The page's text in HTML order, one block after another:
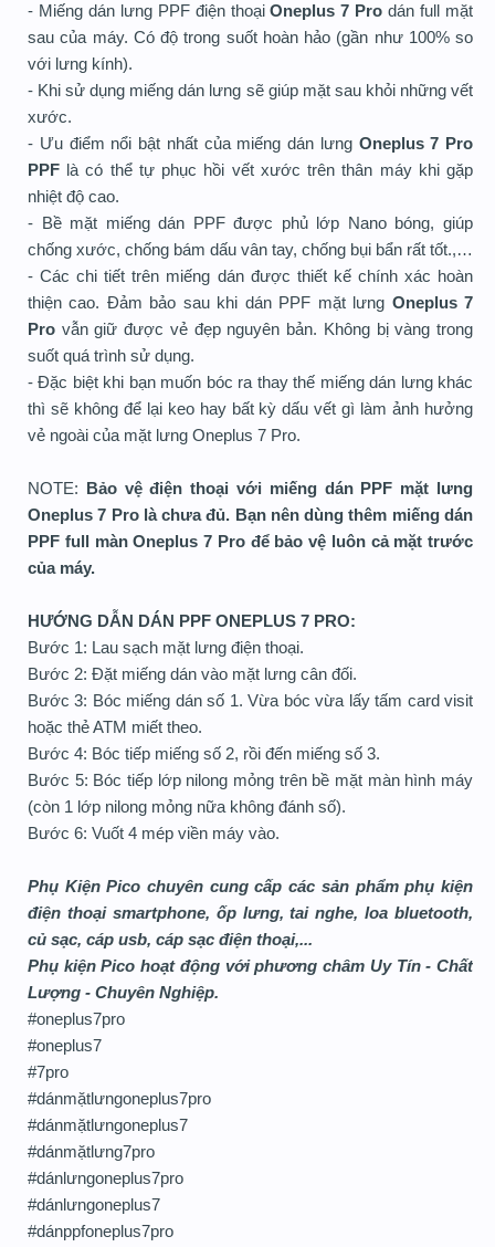
- Miếng dán lưng PPF điện thoạiOneplus 7 Pro dán full mặt
sau của máy. Có độ trong suốt hoàn hảo (gần như 100% so
với lưng kính).
- Khi sử dụng miếng dán lưng sẽ giúp mặt sau khỏi những vết
xước.
- Ưu điểm nổi bật nhất của miếng dán lưng Oneplus 7 Pro
PPF là có thể tự phục hồi vết xước trên thân máy khi gặp
nhiệt độ cao.
- Bề mặt miếng dán PPF được phủ lớp Nano bóng, giúp
chống xước, chống bám dấu vân tay, chống bụi bẩn rất tốt.,…
- Các chi tiết trên miếng dán được thiết kế chính xác hoàn
thiện cao. Đảm bảo sau khi dán PPF mặt lưng Oneplus 7
Pro vẫn giữ được vẻ đẹp nguyên bản. Không bị vàng trong
suốt quá trình sử dụng.
- Đặc biệt khi bạn muốn bóc ra thay thế miếng dán lưng khác
thì sẽ không để lại keo hay bất kỳ dấu vết gì làm ảnh hưởng
vẻ ngoài của mặt lưng Oneplus 7 Pro.
NOTE: Bảo vệ điện thoại với miếng dán PPF mặt lưng
Oneplus 7 Pro là chưa đủ. Bạn nên dùng thêm miếng dán
PPF full màn Oneplus 7 Pro để bảo vệ luôn cả mặt trước
của máy.
HƯỚNG DẪN DÁN PPF ONEPLUS 7 PRO:
Bước 1: Lau sạch mặt lưng điện thoại.
Bước 2: Đặt miếng dán vào mặt lưng cân đối.
Bước 3: Bóc miếng dán số 1. Vừa bóc vừa lấy tấm card visit
hoặc thẻ ATM miết theo.
Bước 4: Bóc tiếp miếng số 2, rồi đến miếng số 3.
Bước 5: Bóc tiếp lớp nilong mỏng trên bề mặt màn hình máy
(còn 1 lớp nilong mỏng nữa không đánh số).
Bước 6: Vuốt 4 mép viền máy vào.
Phụ Kiện Pico chuyên cung cấp các sản phẩm phụ kiện
điện thoại smartphone, ốp lưng, tai nghe, loa bluetooth,
củ sạc, cáp usb, cáp sạc điện thoại,...
Phụ kiện Pico hoạt động với phương châm Uy Tín - Chất
Lượng - Chuyên Nghiệp.
#oneplus7pro
#oneplus7
#7pro
#dánmặtlưngoneplus7pro
#dánmặtlưngoneplus7
#dánmặtlưng7pro
#dánlưngoneplus7pro
#dánlưngoneplus7
#dánppfoneplus7pro